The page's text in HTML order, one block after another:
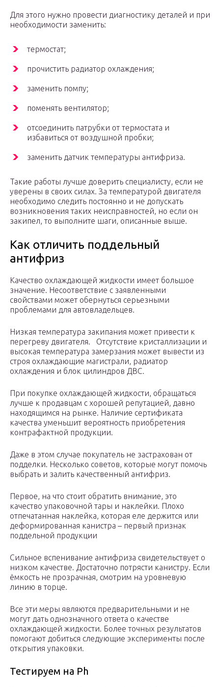
Для этого нужно провести диагностику деталей и при
необходимости заменить:
термостат;
прочистить радиатор охлаждения;
заменить помпу;
поменять вентилятор;
отсоединить патрубки от термостата и
избавиться от воздушной пробки;
заменить датчик температуры антифриза.
Такие работы лучше доверить специалисту, если не
уверены в своих силах. За температурой двигателя
необходимо следить постоянно и не допускать
возникновения таких неисправностей, но если он
закипел, то выполните шаги, описанные выше.
Как отличить поддельный
антифриз
Качество охлаждающей жидкости имеет большое
значение. Несоответствие с заявленными
свойствами может обернуться серьезными
проблемами для автовладельцев.
Низкая температура закипания может привести к
перегреву двигателя. Отсутствие кристаллизации и
высокая температура замерзания может вывести из
строя охлаждающие магистрали, радиатор
охлаждения и блок цилиндров ДВС.
При покупке охлаждающей жидкости, обращаться
лучше к продавцам с хорошей репутацией, давно
находящимся на рынке. Наличие сертификата
качества уменьшит вероятность приобретения
контрафактной продукции.
Даже в этом случае покупатель не застрахован от
подделки. Несколько советов, которые могут помочь
выбрать и залить качественный антифриз.
Первое, на что стоит обратить внимание, это
качество упаковочной тары и наклейки. Плохо
отпечатанная наклейка, которая еле держится или
деформированная канистра – первый признак
поддельной продукции
Сильное вспенивание антифриза свидетельствует о
низком качестве. Достаточно потрясти канистру. Если
ёмкость не прозрачная, смотрим на уровневую
линию в торце.
Все эти меры являются предварительными и не
могут дать однозначного ответа о качестве
охлаждающей жидкости. Более точных результатов
помогают добиться следующие эксперименты после
открытия упаковки.
Тестируем на Ph